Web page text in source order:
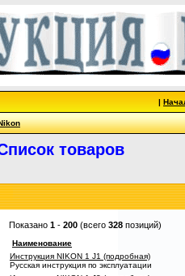
|
товаров
Показано 1 - 200 (всего 328 позиций)
Наименование
Инструкция NIKON 1 J1 (подробная)
Русская инструкция по эксплуатации